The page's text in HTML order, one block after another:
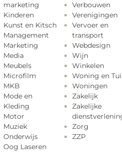
marketing
Kinderen
Kunst en Kitsch
Management
Marketing
Media
Meubels
Microfilm
MKB
Mode en
Kleding
Motor
Muziek
Onderwijs
Oog Laseren
Verbouwen
Verenigingen
Vervoer en
transport
Webdesign
Wijn
Winkelen
Woning en
Woningen
Zakelijk
Zakelijke
Zorg
ZZP